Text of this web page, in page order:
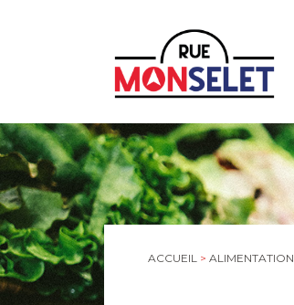
ACCUEIL > ALIMENTATION